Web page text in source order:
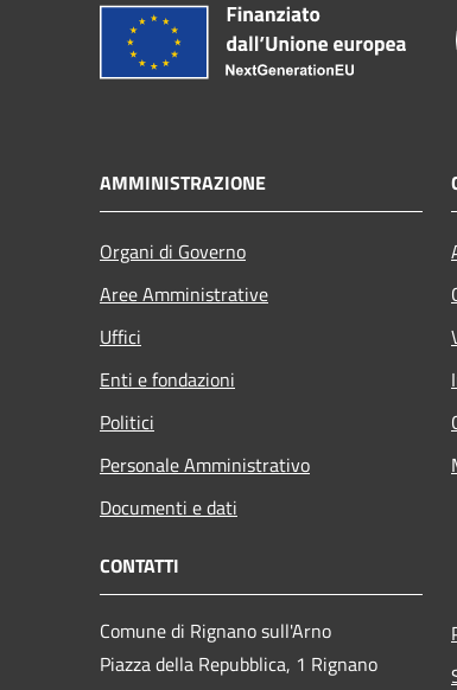
AMMINISTRAZIONE
Organi di Governo
Aree Amministrative
Uffici
Enti e fondazioni
Politici
Personale Amministrativo
Documenti e dati
CONTATTI
Comune di Rignano sull'Arno
Piazza della Repubblica, 1 Rignano